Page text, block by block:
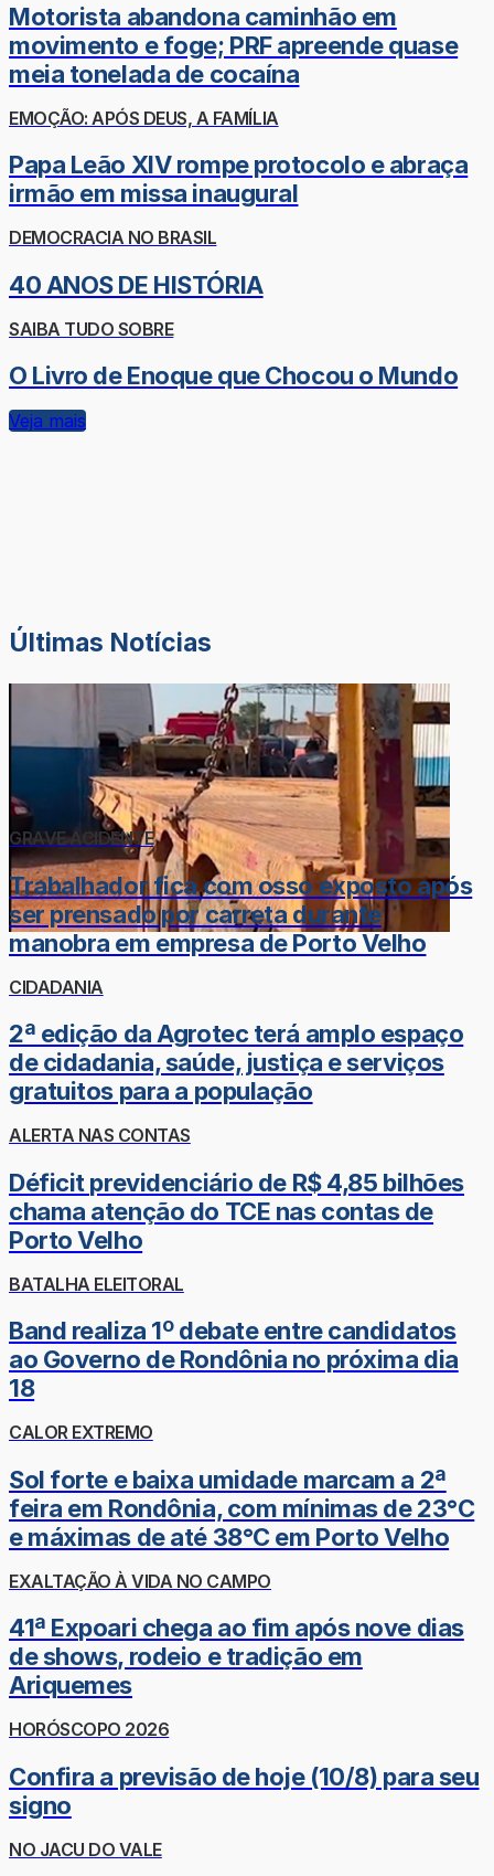
Motorista abandona caminhão em
movimento e foge; PRF apreende quase
meia tonelada de cocaína
EMOÇÃO: APÓS DEUS, A FAMÍLIA
Papa Leão XIV rompe protocolo e abraça
irmão em missa inaugural
DEMOCRACIA NO BRASIL
40 ANOS DE HISTÓRIA
SAIBA TUDO SOBRE
O Livro de Enoque que Chocou o Mundo
Veja mais
Últimas Notícias
GRAVE ACIDENTE
Trabalhador fica com osso exposto após
ser prensado por carreta durante
manobra em empresa de Porto Velho
CIDADANIA
2ª edição da Agrotec terá amplo espaço
de cidadania, saúde, justiça e serviços
gratuitos para a população
ALERTA NAS CONTAS
Déficit previdenciário de R$ 4,85 bilhões
chama atenção do TCE nas contas de
Porto Velho
BATALHA ELEITORAL
Band realiza 1º debate entre candidatos
ao Governo de Rondônia no próxima dia
18
CALOR EXTREMO
Sol forte e baixa umidade marcam a 2ª
feira em Rondônia, com mínimas de 23°C
e máximas de até 38°C em Porto Velho
EXALTAÇÃO À VIDA NO CAMPO
41ª Expoari chega ao fim após nove dias
de shows, rodeio e tradição em
Ariquemes
HORÓSCOPO 2026
Confira a previsão de hoje (10/8) para seu
signo
NO JACU DO VALE